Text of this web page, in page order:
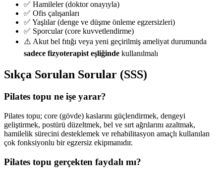
✅ Hamileler (doktor onayıyla)
✅ Ofis çalışanları
✅ Yaşlılar (denge ve düşme önleme egzersizleri)
✅ Sporcular (core kuvvetlendirme)
⚠️ Akut bel fıtığı veya yeni geçirilmiş ameliyat durumunda
sadece fizyoterapist eşliğinde kullanılmalı
Sıkça Sorulan Sorular (SSS)
Pilates topu ne işe yarar?
Pilates topu; core (gövde) kaslarını güçlendirmek, dengeyi
geliştirmek, postürü düzeltmek, bel ve sırt ağrılarını azaltmak,
hamilelik sürecini desteklemek ve rehabilitasyon amaçlı kullanılan
çok fonksiyonlu bir egzersiz ekipmanıdır.
Pilates topu gerçekten faydalı mı?